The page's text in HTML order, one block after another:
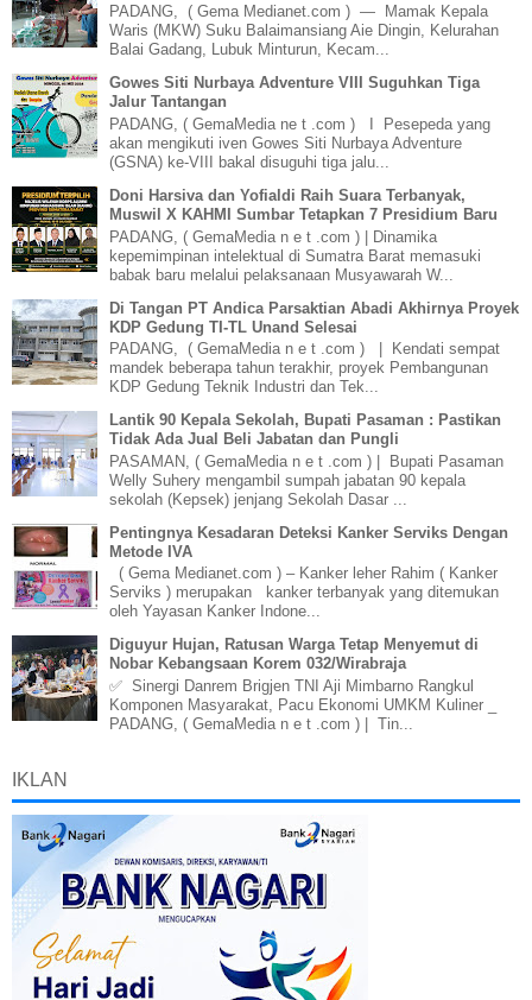
PADANG, ( Gema Medianet.com ) — Mamak Kepala
Waris (MKW) Suku Balaimansiang Aie Dingin, Kelurahan
Balai Gadang, Lubuk Minturun, Kecam...
Gowes Siti Nurbaya Adventure VIII Suguhkan Tiga
Jalur Tantangan
PADANG, ( GemaMedia ne t .com ) I Pesepeda yang
akan mengikuti iven Gowes Siti Nurbaya Adventure
(GSNA) ke-VIII bakal disuguhi tiga jalu...
Doni Harsiva dan Yofialdi Raih Suara Terbanyak,
Muswil X KAHMI Sumbar Tetapkan 7 Presidium Baru
PADANG, ( GemaMedia n e t .com ) | Dinamika
kepemimpinan intelektual di Sumatra Barat memasuki
babak baru melalui pelaksanaan Musyawarah W...
Di Tangan PT Andica Parsaktian Abadi Akhirnya Proyek
KDP Gedung TI-TL Unand Selesai
PADANG, ( GemaMedia n e t .com ) | Kendati sempat
mandek beberapa tahun terakhir, proyek Pembangunan
KDP Gedung Teknik Industri dan Tek...
Lantik 90 Kepala Sekolah, Bupati Pasaman : Pastikan
Tidak Ada Jual Beli Jabatan dan Pungli
PASAMAN, ( GemaMedia n e t .com ) | Bupati Pasaman
Welly Suhery mengambil sumpah jabatan 90 kepala
sekolah (Kepsek) jenjang Sekolah Dasar ...
Pentingnya Kesadaran Deteksi Kanker Serviks Dengan
Metode IVA
( Gema Medianet.com ) – Kanker leher Rahim ( Kanker
Serviks ) merupakan kanker terbanyak yang ditemukan
oleh Yayasan Kanker Indone...
Diguyur Hujan, Ratusan Warga Tetap Menyemut di
Nobar Kebangsaan Korem 032/Wirabraja
✅ Sinergi Danrem Brigjen TNI Aji Mimbarno Rangkul
Komponen Masyarakat, Pacu Ekonomi UMKM Kuliner _
PADANG, ( GemaMedia n e t .com ) | Tin...
IKLAN